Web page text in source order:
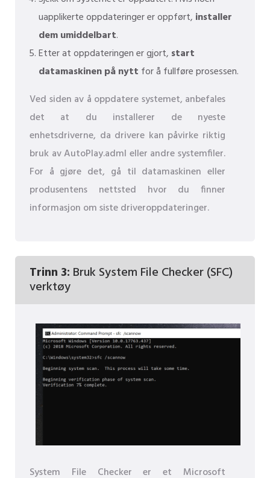
uapplikerte oppdateringer er oppført, installer
dem umiddelbart.
Etter at oppdateringen er gjort, start
datamaskinen på nytt for å fullføre prosessen.
Ved siden av å oppdatere systemet, anbefales
det at du installerer de nyeste
enhetsdriverne, da drivere kan påvirke riktig
bruk av AutoPlay.adml eller andre systemfiler.
For å gjøre det, gå til datamaskinen eller
produsentens nettsted hvor du finner
informasjon om siste driveroppdateringer.
Trinn 3: Bruk System File Checker (SFC)
verktøy
System File Checker er et Microsoft